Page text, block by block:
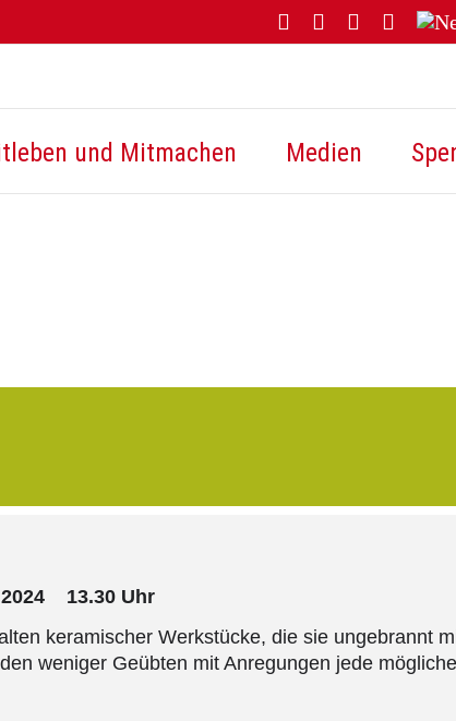
FacebookYouTubeInstagram
und Mitmachen Medien
13.30 Uhr
keramischer Werkstücke, die sie ungebrannt
weniger Geübten mit Anregungen jede mögliche